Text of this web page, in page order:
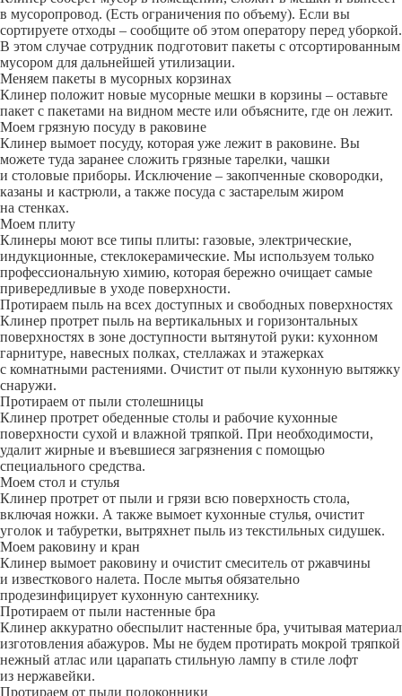
в мусоропровод. (Есть ограничения по объему). Если вы
сортируете отходы – сообщите об этом оператору перед уборкой.
В этом случае сотрудник подготовит пакеты с отсортированным
мусором для дальнейшей утилизации.
Меняем пакеты в мусорных корзинах
Клинер положит новые мусорные мешки в корзины – оставьте
пакет с пакетами на видном месте или объясните, где он лежит.
Моем грязную посуду в раковине
Клинер вымоет посуду, которая уже лежит в раковине. Вы
можете туда заранее сложить грязные тарелки, чашки
и столовые приборы. Исключение – закопченные сковородки,
казаны и кастрюли, а также посуда с застарелым жиром
на стенках.
Моем плиту
Клинеры моют все типы плиты: газовые, электрические,
индукционные, стеклокерамические. Мы используем только
профессиональную химию, которая бережно очищает самые
привередливые в уходе поверхности.
Протираем пыль на всех доступных и свободных поверхностях
Клинер протрет пыль на вертикальных и горизонтальных
поверхностях в зоне доступности вытянутой руки: кухонном
гарнитуре, навесных полках, стеллажах и этажерках
с комнатными растениями. Очистит от пыли кухонную вытяжку
снаружи.
Протираем от пыли столешницы
Клинер протрет обеденные столы и рабочие кухонные
поверхности сухой и влажной тряпкой. При необходимости,
удалит жирные и въевшиеся загрязнения с помощью
специального средства.
Моем стол и стулья
Клинер протрет от пыли и грязи всю поверхность стола,
включая ножки. А также вымоет кухонные стулья, очистит
уголок и табуретки, вытряхнет пыль из текстильных сидушек.
Моем раковину и кран
Клинер вымоет раковину и очистит смеситель от ржавчины
и известкового налета. После мытья обязательно
продезинфицирует кухонную сантехнику.
Протираем от пыли настенные бра
Клинер аккуратно обеспылит настенные бра, учитывая материал
изготовления абажуров. Мы не будем протирать мокрой тряпкой
нежный атлас или царапать стильную лампу в стиле лофт
из нержавейки.
Протираем от пыли подоконники